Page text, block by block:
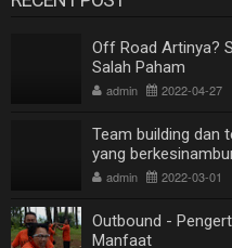
Off Road Artinya?
Salah Paham
admin 2022-04-27
Team building dan
yang
admin 2022-03-01
Outbound -
Manfaat